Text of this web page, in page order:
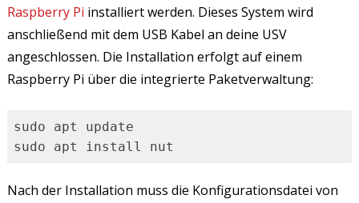
Raspberry Pi installiert werden. Dieses System wird
anschließend mit dem USB Kabel an deine USV
angeschlossen. Die Installation erfolgt auf einem
Raspberry Pi über die integrierte Paketverwaltung:
sudo apt update
sudo apt install nut
Nach der Installation muss die Konfigurationsdatei von